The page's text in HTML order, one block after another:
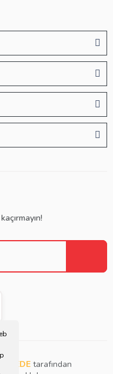
DEDE tarafından